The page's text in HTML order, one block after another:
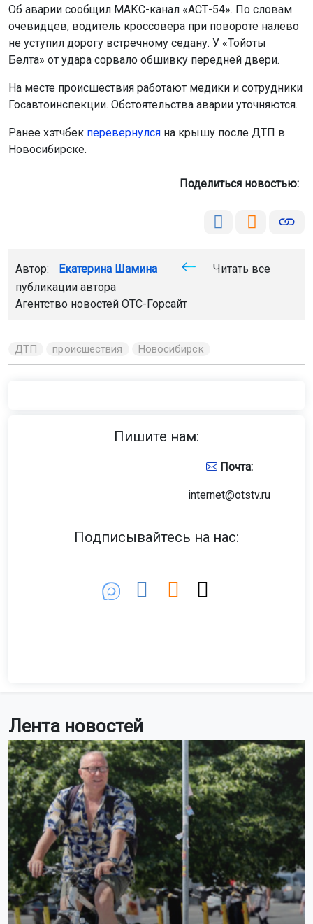
Лента новостей
Об аварии сообщил МАКС-канал «АСТ-54». По словам
очевидцев, водитель кроссовера при повороте налево
не уступил дорогу встречному седану. У «Тойоты
Белта» от удара сорвало обшивку передней двери.
На месте происшествия работают медики и сотрудники
Госавтоинспекции. Обстоятельства аварии уточняются.
Ранее хэтчбек перевернулся на крышу после ДТП в
Новосибирске.
Поделиться новостью:
Автор: Екатерина Шамина
Читать все
публикации автора
Агентство новостей ОТС-Горсайт
ДТП происшествия Новосибирск
Пишите нам:
Почта:
internet@otstv.ru
Подписывайтесь на нас: